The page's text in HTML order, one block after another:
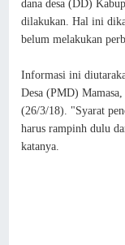
dana desa (DD)
dilakukan. Hal ini
belum melakukan
Informasi ini
Desa (PMD)
(26/3/18). "Syarat
harus rampinh dulu
katanya.